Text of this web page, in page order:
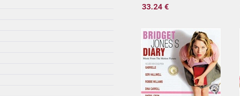
SOUNDTRACK)
33.24 €